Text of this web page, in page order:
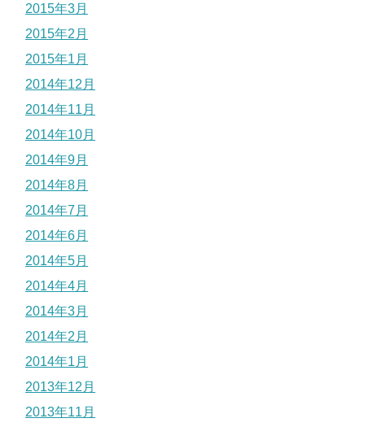
2015年3月
2015年2月
2015年1月
2014年12月
2014年11月
2014年10月
2014年9月
2014年8月
2014年7月
2014年6月
2014年5月
2014年4月
2014年3月
2014年2月
2014年1月
2013年12月
2013年11月